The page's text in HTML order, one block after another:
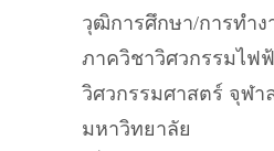
วุฒิการศึกษา/การทำ
ภาควิชาวิศวกรรมไฟ
วิศวกรรมศาสตร์ จุฬา
มหาวิทยาลัย